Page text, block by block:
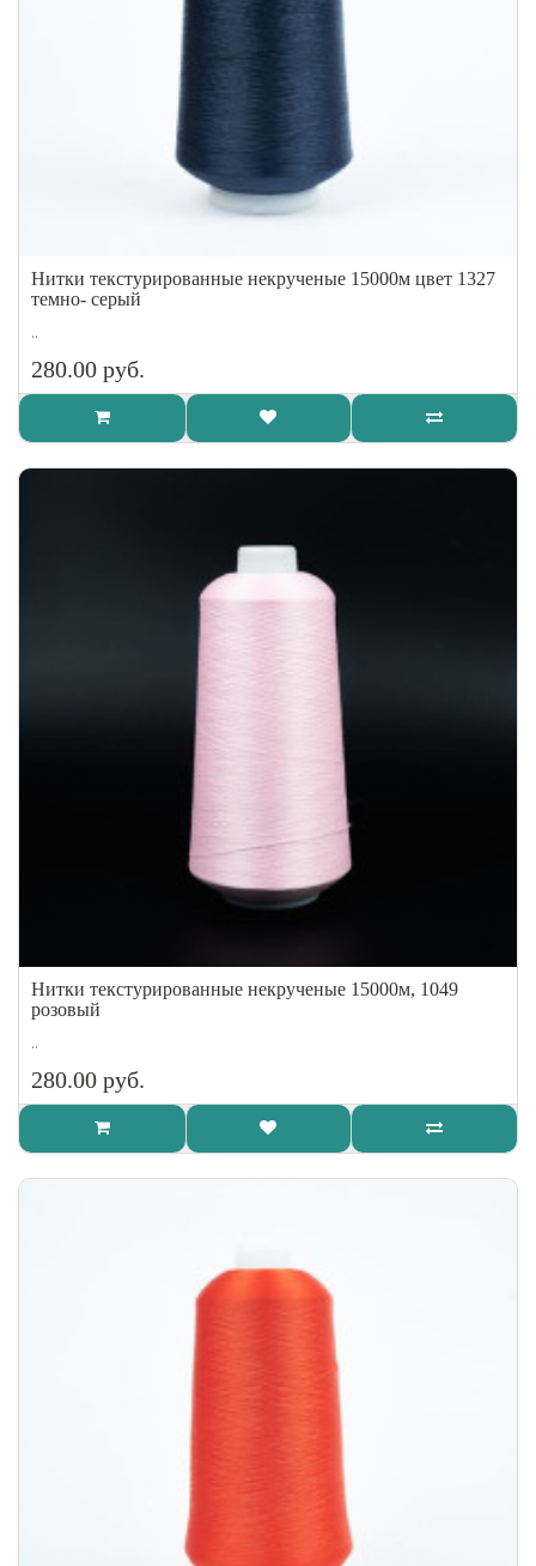
Нитки текстурированные некрученые 15000м цвет 1327
темно- серый
..
280.00 руб.
Нитки текстурированные некрученые 15000м, 1049
розовый
..
280.00 руб.